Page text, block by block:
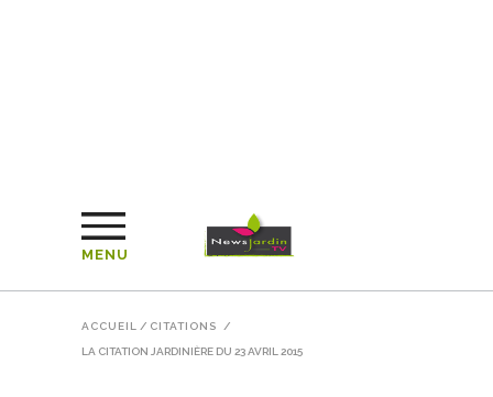
MENU
ACCUEIL / CITATIONS /
LA CITATION JARDINIÈRE DU 23 AVRIL 2015